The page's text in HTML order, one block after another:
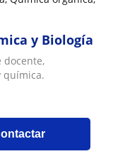
y Biología
docente,
química.